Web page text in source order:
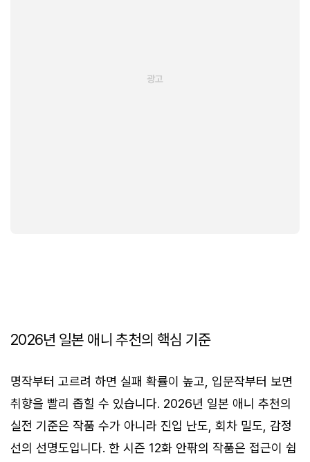
2026년 일본 애니 추천의 핵심 기준
명작부터 고르려 하면 실패 확률이 높고, 입문작부터 보면
취향을 빨리 좁힐 수 있습니다. 2026년 일본 애니 추천의
실전 기준은 작품 수가 아니라 진입 난도, 회차 밀도, 감정
선의 선명도입니다. 한 시즌 12화 안팎의 작품은 접근이 쉽